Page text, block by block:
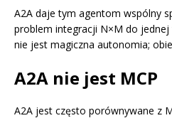
A2A daje tym agentom wspólny
problem integracji N×M do
nie jest magiczna autonomia;
A2A nie jest MCP
A2A jest często porównywane z